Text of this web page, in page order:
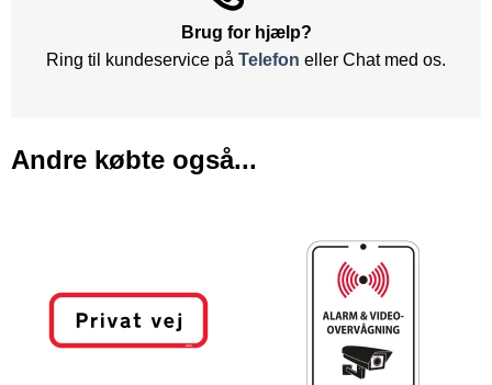
Brug for hjælp?
Ring til kundeservice på Telefon eller Chat med os.
Andre købte også...